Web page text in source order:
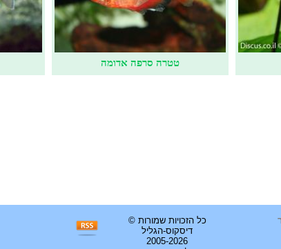
טטרה סרפה אדומה
כל הזכויות שמורות ©
דיסקוס-הגליל
2005-2026